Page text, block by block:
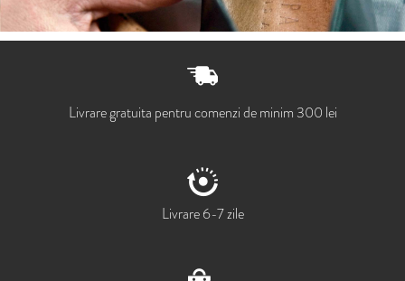
Livrare gratuita pentru comenzi de minim 300 lei
Livrare 6-7 zile